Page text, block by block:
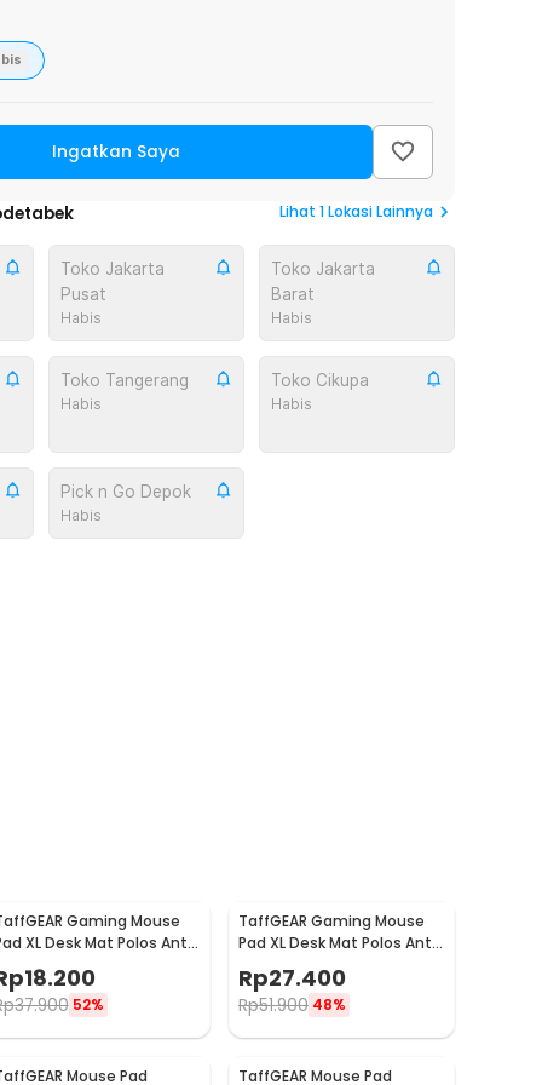
Ingatkan Saya
Lihat 1Lokasi Lainnya
Toko Jakarta
Pusat
Habis
Toko Jakarta
Barat
Habis
Toko Tangerang
Habis
Toko Cikupa
Habis
Pick n Go Depok
Habis
Gaming Mouse
XL Desk Mat Polos Anti
Slip Waterproof
- MP001
18.200
37.900 52%
TaffGEAR Gaming Mouse
Pad XL Desk Mat Polos Anti
400x900x3mm - MP001
Rp27.400
Rp51.900 48%
Mouse Pad
TaffGEAR Mouse Pad